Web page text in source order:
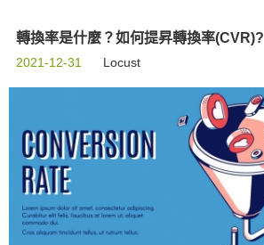
轉換率是什麼？如何提昇轉換率(CVR)?
2021-12-31 Locust